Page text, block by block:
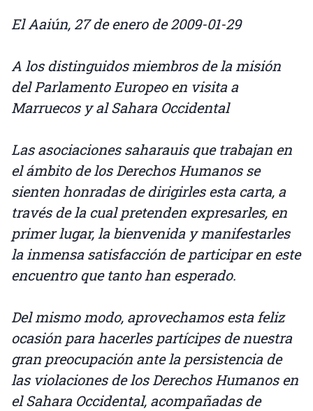
El Aaiún, 27 de enero de 2009-01-29
A los distinguidos miembros de la misión
del Parlamento Europeo en visita a
Marruecos y al Sahara Occidental
Las asociaciones saharauis que trabajan en
el ámbito de los Derechos Humanos se
sienten honradas de dirigirles esta carta, a
través de la cual pretenden expresarles, en
primer lugar, la bienvenida y manifestarles
la inmensa satisfacción de participar en este
encuentro que tanto han esperado.
Del mismo modo, aprovechamos esta feliz
ocasión para hacerles partícipes de nuestra
gran preocupación ante la persistencia de
las violaciones de los Derechos Humanos en
el Sahara Occidental, acompañadas de